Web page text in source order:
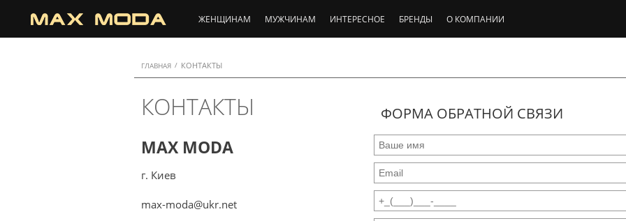
ЖЕНЩИНАМ МУЖЧИНАМ ИНТЕРЕСНОЕ БРЕНДЫ О КОМПАНИИ
ГЛАВНАЯ / КОНТАКТЫ
КОНТАКТЫ
MAX MODA
г. Киев
max-moda@ukr.net
ФОРМА ОБРАТНОЙ СВЯЗИ